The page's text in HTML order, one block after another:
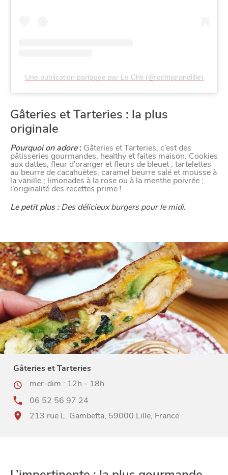
Une publication partagée par Le Chti (@lechtigrandlille)
Gâteries et Tarteries : la plus
originale
Pourquoi on adore: Gâteries et Tarteries, c’est des
pâtisseries gourmandes, healthy et faites maison. Cookies
aux dattes, fleur d’oranger et fleurs de bleuet ; tartelettes
au beurre de cacahuètes, caramel beurre salé et mousse à
la vanille ; limonades à la rose ou à la menthe poivrée ;
l’originalité des recettes prime !
Le petit plus :Des délicieux burgers pour le midi.
Gâteries et Tarteries
mer-dim : 12h - 18h
06 52 56 97 24
213 rue L. Gambetta, 59000 Lille, France